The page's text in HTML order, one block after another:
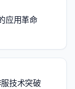
应用革命
技术突破